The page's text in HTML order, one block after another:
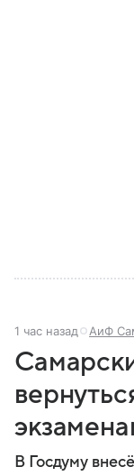
1 час назад АиФ
В Госдуму